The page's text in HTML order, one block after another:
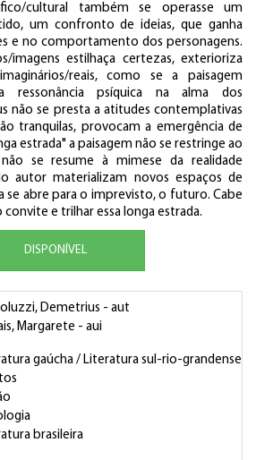
cultural também se operasse um
um confronto de ideias, que ganha
e no comportamento dos personagens.
imagens estilhaça certezas, exterioriza
reais, como se a paisagem
ressonância psíquica na alma dos
não se presta a atitudes contemplativas
tranquilas, provocam a emergência de
estrada" a paisagem não se restringe ao
se resume à mimese da realidade
autor materializam novos espaços de
se abre para o imprevisto, o futuro. Cabe
e trilhar essa longa estrada.
DISPONÍVEL
Demetrius - aut
Margarete - aui
gaúcha / Literatura sul-rio-grandense
brasileira